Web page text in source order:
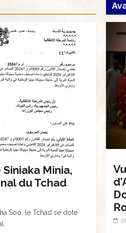
Minia,
du Tchad
Soo, le Tchad se dote